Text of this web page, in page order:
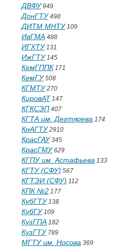
ДВФУ949
ДонГТУ498
ДИТМ МНТУ109
ИвГМА 488
ИГХТУ131
ИжГТУ145
КемГППК 171
КемГУ508
КГМТУ270
КировАТ 147
КГКСЭП 407
КГТА им. Дегтярева 174
КнАГТУ2910
КрасГАУ345
КрасГМУ629
КГПУ им. Астафьева 133
КГТУ (СФУ) 567
КГТЭИ (СФУ) 112
КПК №2 177
КубГТУ138
КубГУ109
КузГПА 182
КузГТУ789
МГТУ им. Носова 369